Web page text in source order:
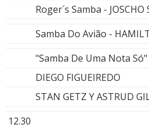
Roger´s Samba - JOSCHO
Samba Do Avião -
"Samba De Uma Nota
DIEGO FIGUEIREDO
STAN GETZ Y ASTRUD
12.30